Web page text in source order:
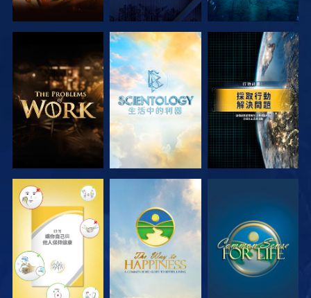
探索系列節目 探索系列節目 觀看
觀看 觀看 觀看